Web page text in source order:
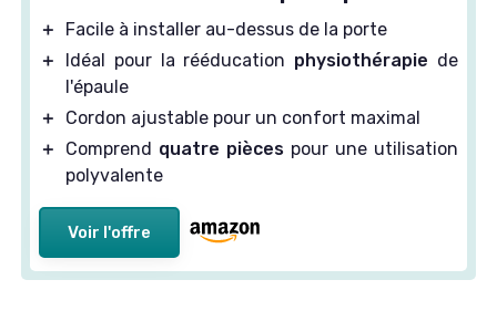
＋
Facile à installer au-dessus de la porte
＋
Idéal pour la rééducation physiothérapie de
l'épaule
＋
Cordon ajustable pour un confort maximal
＋
Comprend quatre pièces pour une utilisation
polyvalente
Voir l'offre